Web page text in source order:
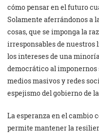
cómo pensar en el futuro
Solamente aferrándonos a
cosas, que se imponga la
irresponsables de nuestros
los intereses de una
democrático al
medios masivos y redes
espejismo del gobierno de
La esperanza en el cambio
permite mantener la